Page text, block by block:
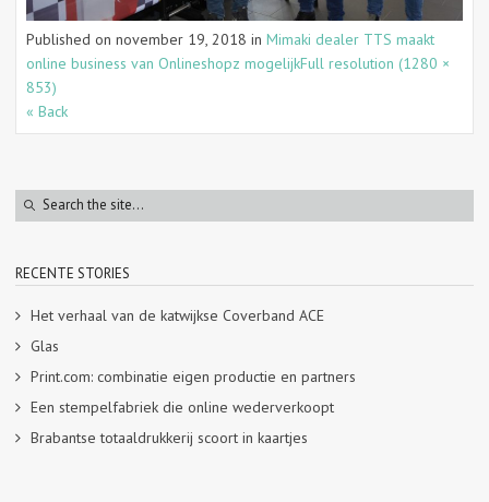
Published on november 19, 2018 in Mimaki dealer TTS maakt
online business van Onlineshopz mogelijkFull resolution (1280 ×
853)
« Back
RECENTE STORIES
Het verhaal van de katwijkse Coverband ACE
Glas
Print.com: combinatie eigen productie en partners
Een stempelfabriek die online wederverkoopt
Brabantse totaaldrukkerij scoort in kaartjes